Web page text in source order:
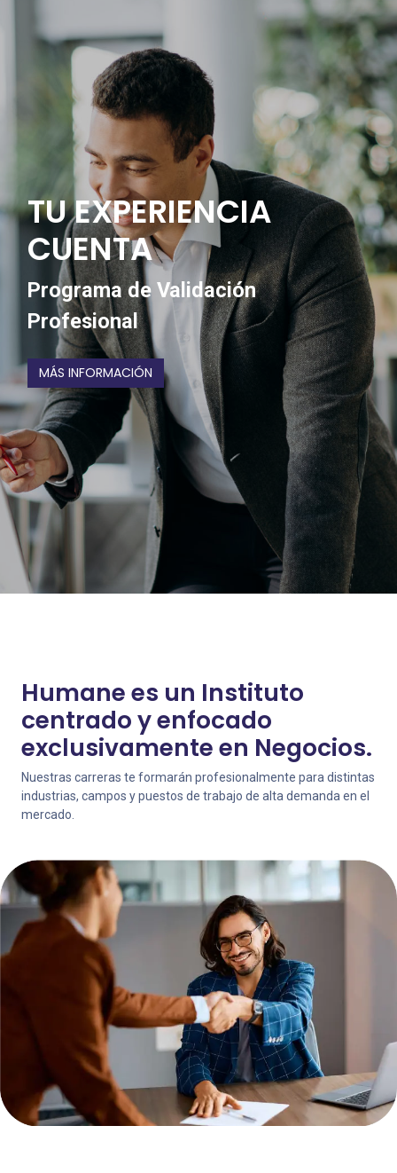
TU EXPERIENCIA
CUENTA
Programa de Validación
Profesional
MÁS INFORMACIÓN
Humane es un Instituto
centrado y enfocado
exclusivamente en Negocios.
Nuestras carreras te formarán profesionalmente para distintas
industrias, campos y puestos de trabajo de alta demanda en el
mercado.